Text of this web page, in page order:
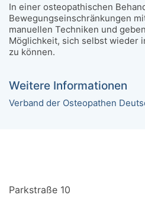
In einer osteopathischen
Bewegungseinschränkungen
manuellen Techniken und
Möglichkeit, sich selbst wieder
zu können.
Weitere Informationen
Verband der Osteopathen
Parkstraße 10